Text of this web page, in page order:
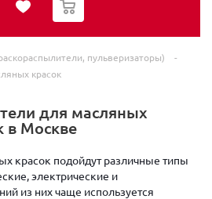
пульверизаторы)
-
красок
для масляных
в Москве
красок подойдут различные типы
электрические и
из них чаще используется